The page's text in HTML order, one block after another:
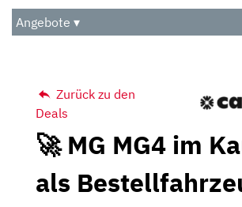
Audio
Das Beste
Angebote ▾
Zurück zu den
Deals
🚀 MG MG4 im
als